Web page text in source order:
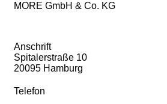
MORE GmbH & Co. KG
Anschrift
Spitalerstraße 10
20095 Hamburg
Telefon